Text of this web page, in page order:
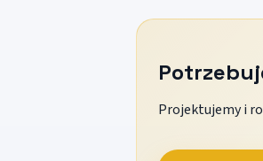
Projektujemy i